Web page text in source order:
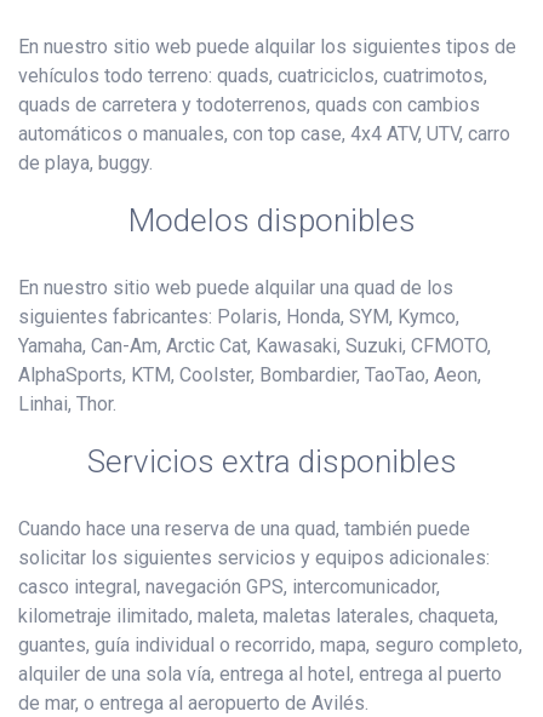
En nuestro sitio web puede alquilar los siguientes tipos de
vehículos todo terreno: quads, cuatriciclos, cuatrimotos,
quads de carretera y todoterrenos, quads con cambios
automáticos o manuales, con top case, 4x4 ATV, UTV, carro
de playa, buggy.
Modelos disponibles
En nuestro sitio web puede alquilar una quad de los
siguientes fabricantes: Polaris, Honda, SYM, Kymco,
Yamaha, Can-Am, Arctic Cat, Kawasaki, Suzuki, CFMOTO,
AlphaSports, KTM, Coolster, Bombardier, TaoTao, Aeon,
Linhai, Thor.
Servicios extra disponibles
Cuando hace una reserva de una quad, también puede
solicitar los siguientes servicios y equipos adicionales:
casco integral, navegación GPS, intercomunicador,
kilometraje ilimitado, maleta, maletas laterales, chaqueta,
guantes, guía individual o recorrido, mapa, seguro completo,
alquiler de una sola vía, entrega al hotel, entrega al puerto
de mar, o entrega al aeropuerto de Avilés.